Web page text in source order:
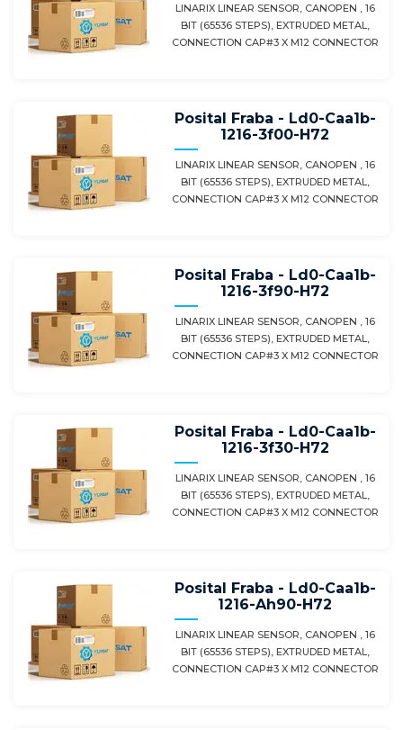
LINARIX LINEAR SENSOR, CANOPEN , 16
BIT (65536 STEPS), EXTRUDED METAL,
CONNECTION CAP#3 X M12 CONNECTOR
Posital Fraba - Ld0-Caa1b-
1216-3f00-H72
LINARIX LINEAR SENSOR, CANOPEN , 16
BIT (65536 STEPS), EXTRUDED METAL,
CONNECTION CAP#3 X M12 CONNECTOR
Posital Fraba - Ld0-Caa1b-
1216-3f90-H72
LINARIX LINEAR SENSOR, CANOPEN , 16
BIT (65536 STEPS), EXTRUDED METAL,
CONNECTION CAP#3 X M12 CONNECTOR
Posital Fraba - Ld0-Caa1b-
1216-3f30-H72
LINARIX LINEAR SENSOR, CANOPEN , 16
BIT (65536 STEPS), EXTRUDED METAL,
CONNECTION CAP#3 X M12 CONNECTOR
Posital Fraba - Ld0-Caa1b-
1216-Ah90-H72
LINARIX LINEAR SENSOR, CANOPEN , 16
BIT (65536 STEPS), EXTRUDED METAL,
CONNECTION CAP#3 X M12 CONNECTOR